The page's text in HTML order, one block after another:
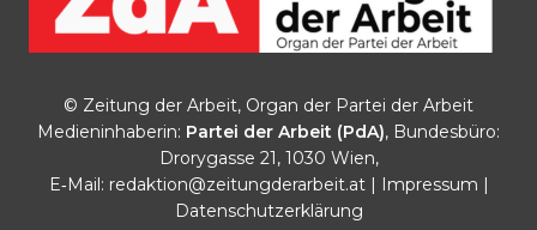
© Zeitung der Arbeit, Organ der Partei der Arbeit
Medieninhaberin: Partei der Arbeit (PdA), Bundesbüro:
Drorygasse 21, 1030 Wien,
E‑Mail: redaktion@zeitungderarbeit.at| Impressum
Datenschutzerklärung